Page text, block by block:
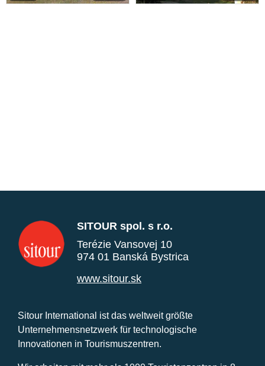
SITOUR spol. s r.o.
Terézie Vansovej 10
974 01 Banská Bystrica
www.sitour.sk
Sitour International ist das weltweit größte
Unternehmensnetzwerk für technologische
Innovationen in Tourismuszentren.